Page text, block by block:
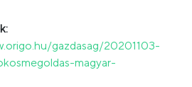
gazdasag/20201103-
magyar-